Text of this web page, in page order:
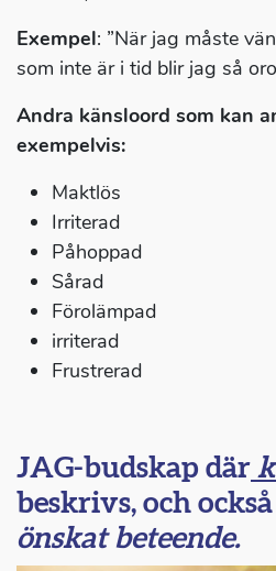
Exempel: ”När jag måste
som inte är i tid blir jag så
Andra känsloord som kan
exempelvis:
Maktlös
Irriterad
Påhoppad
Sårad
Förolämpad
irriterad
Frustrerad
JAG-budskap där
beskrivs, och
önskat beteende.